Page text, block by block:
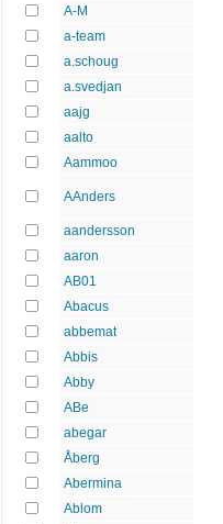
A-M
a-team
a.schoug
a.svedjan
aajg
aalto
Aammoo
AAnders
aandersson
aaron
AB01
Abacus
abbemat
Abbis
Abby
ABe
abegar
Åberg
Abermina
Ablom